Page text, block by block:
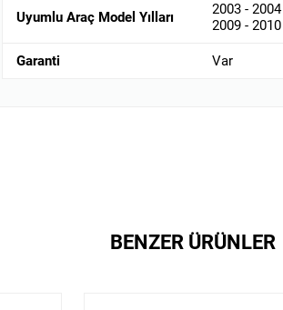
Uyumlu Araç Model Yılları
2003 -
2009 - 2010
Garanti Var
BENZER ÜRÜNLER